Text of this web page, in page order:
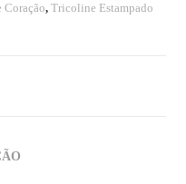
,Tricoline Estampado